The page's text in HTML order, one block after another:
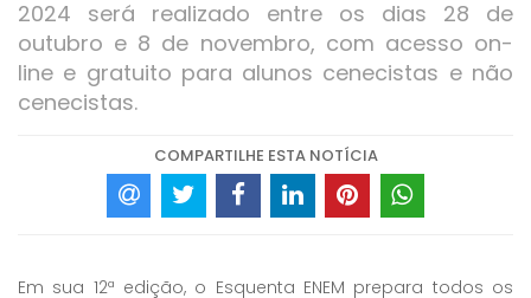
2024 será realizado entre os dias 28 de
outubro e 8 de novembro, com acesso on-
line e gratuito para alunos cenecistas e não
cenecistas.
COMPARTILHE ESTA NOTÍCIA
Em sua 12ª edição, o Esquenta ENEM prepara todos os